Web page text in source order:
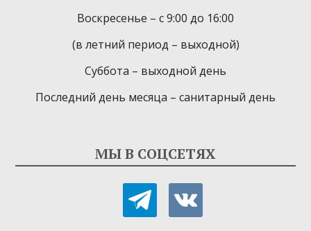
Воскресенье – с 9:00 до 16:00
(в летний период – выходной)
Суббота – выходной день
Последний день месяца – санитарный день
МЫ В СОЦСЕТЯХ
telegramvkontakte